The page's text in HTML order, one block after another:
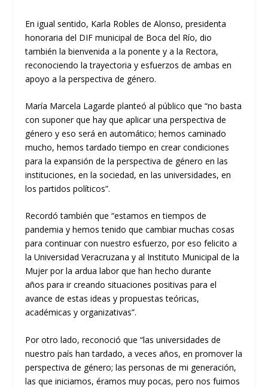
En igual sentido, Karla Robles de Alonso, presidenta
honorariadel DIF municipal de Boca del Río, dio
también la bienvenida a la ponente y a la Rectora,
reconociendo la trayectoria y esfuerzos de ambas en
apoyo a la perspectiva de género.
María Marcela Lagarde planteó al público que “no basta
con suponer que hay que aplicar una perspectiva de
género y eso será en automático; hemos caminado
mucho, hemos tardado tiempo en crear condiciones
para la expansión de la perspectiva de género en las
instituciones, en la sociedad, en las universidades, en
los partidos políticos”.
Recordó también que “estamos en tiempos de
pandemia y hemos tenido que cambiar muchas cosas
para continuar con nuestro esfuerzo, por eso felicito a
la Universidad Veracruzana y al Instituto Municipal de la
Mujer por la ardua labor que han hecho durante
añospara ir creando situaciones positivas para el
avance de estas ideas y propuestas teóricas,
académicas y organizativas”.
Por otro lado, reconoció que “las universidades de
nuestro país han tardado, a veces años, en promover la
perspectiva de género; las personas de mi generación,
las que iniciamos, éramos muy pocas, pero nos fuimos